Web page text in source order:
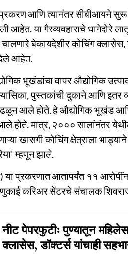
आणि त्यानंतर सीबीआयने
आहेत. या गैरव्यवहाराचे धागेदोरे
बेकायदेशीर कोचिंग
आहेत.
भूखंडांचा वापर औद्योगिक
पुस्तकांची दुकाने आणि इतर
आले होते. हे औद्योगिक भूखंड
आले होते. मात्र, २००० सालांनंतर
खासगी कोचिंग क्षेत्राला
म्हणून झाले.
या प्रकरणात आतापर्यंत ११
करिअर सेंटरचे संचालक
नीट पेपरफुटीः पुण्यातून
क्लासेस, डॉक्टर्स यांचाही